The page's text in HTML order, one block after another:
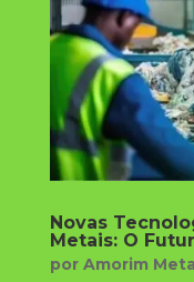
Novas
Metais: O
por Amorim